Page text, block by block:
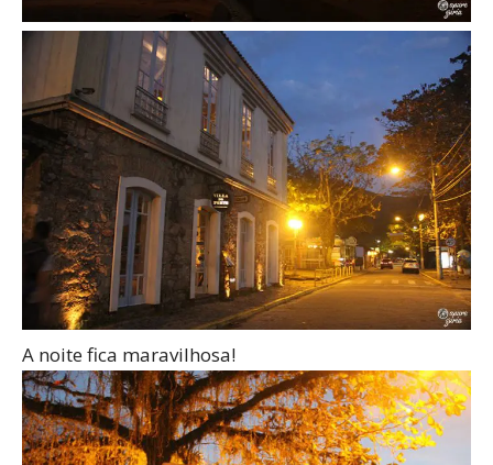
A noite fica maravilhosa!